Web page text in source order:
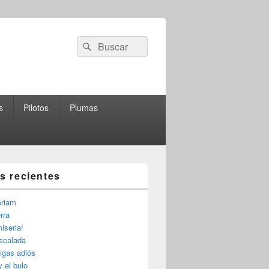
Buscar
por:
Buscar
Pilotos Plumas
recientes
adiós
el bulo